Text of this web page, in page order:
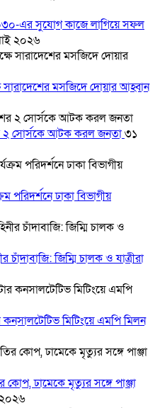
এর সুযোগ কাজে লাগিয়ে সফল
২০২৬
সারাদেশের মসজিদে দোয়ার আহ্বান
২ সোর্সকে আটক করল জনতা৩১
পরিদর্শনে ঢাকা বিভাগীয়
চাঁদাবাজি: জিম্মি চালক ও যাত্রীরা
মিটিংয়ে এমপি মিলন
কোপ, ঢামেকে মৃত্যুর সঙ্গে পাঞ্জা